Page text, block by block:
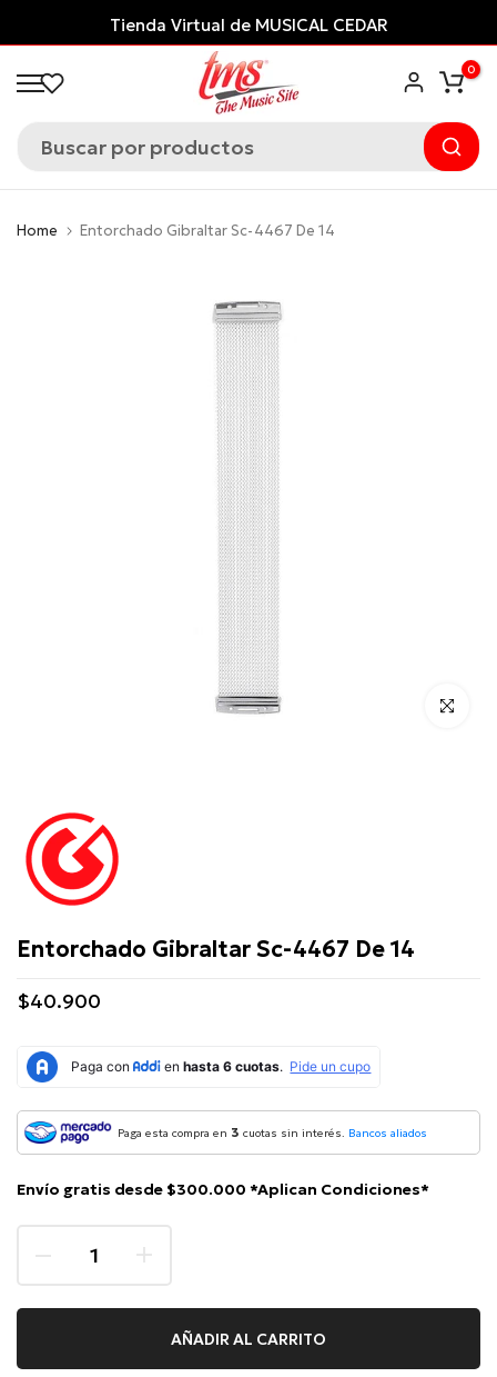
al
contenido
Tienda Virtual de MUSICAL CEDAR
0
Home Entorchado Gibraltar Sc-4467 De 14
Click para
Entorchado Gibraltar Sc-4467 De 14
$40.900
Paga esta compra en 3 cuotas sin interés. Bancos aliados
Envío gratis desde $300.000 *Aplican Condiciones*
AÑADIR AL CARRITO